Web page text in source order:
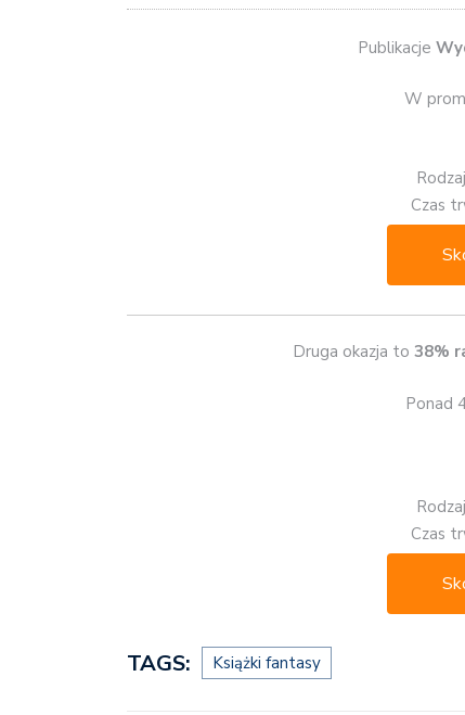
Publikacje
W
Czas
Druga okazja to 38%
Ponad
Czas
TAGS: Książki fantasy